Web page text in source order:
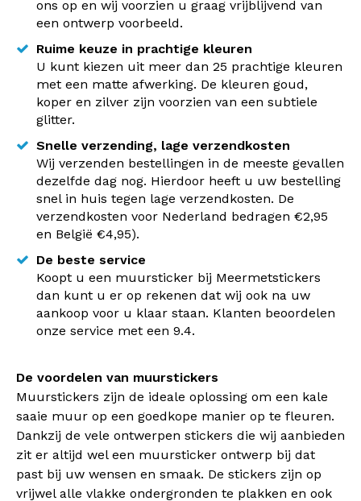
ons op en wij voorzien u graag vrijblijvend van
een ontwerp voorbeeld.
Ruime keuze in prachtige kleuren
U kunt kiezen uit meer dan 25 prachtige kleuren
met een matte afwerking. De kleuren goud,
koper en zilver zijn voorzien van een subtiele
glitter.
Snelle verzending, lage verzendkosten
Wij verzenden bestellingen in de meeste gevallen
dezelfde dag nog. Hierdoor heeft u uw bestelling
snel in huis tegen lage verzendkosten. De
verzendkosten voor Nederland bedragen €2,95
en België €4,95).
De beste service
Koopt u een muursticker bij Meermetstickers
dan kunt u er op rekenen dat wij ook na uw
aankoop voor u klaar staan. Klanten beoordelen
onze service met een 9.4.
De voordelen van muurstickers
Muurstickers zijn de ideale oplossing om een kale
saaie muur op een goedkope manier op te fleuren.
Dankzij de vele ontwerpen stickers die wij aanbieden
zit er altijd wel een muursticker ontwerp bij dat
past bij uw wensen en smaak. De stickers zijn op
vrijwel alle vlakke ondergronden te plakken en ook